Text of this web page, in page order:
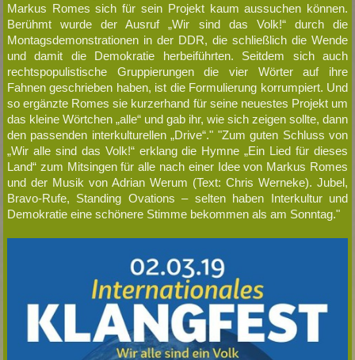
Markus Romes sich für sein Projekt kaum aussuchen können.
Berühmt wurde der Ausruf „Wir sind das Volk!“ durch die
Montagsdemonstrationen in der DDR, die schließlich die Wende
und damit die Demokratie herbeiführten. Seitdem sich auch
rechtspopulistische Gruppierungen die vier Wörter auf ihre
Fahnen geschrieben haben, ist die Formulierung korrumpiert. Und
so ergänzte Romes sie kurzerhand für seine neuestes Projekt um
das kleine Wörtchen „alle“ und gab ihr, wie sich zeigen sollte, dann
den passenden interkulturellen „Drive“." "Zum guten Schluss von
„Wir alle sind das Volk!“ erklang die Hymne „Ein Lied für dieses
Land“ zum Mitsingen für alle nach einer Idee von Markus Romes
und der Musik von Adrian Werum (Text: Chris Werneke). Jubel,
Bravo-Rufe, Standing Ovations – selten haben Interkultur und
Demokratie eine schönere Stimme bekommen als am Sonntag."